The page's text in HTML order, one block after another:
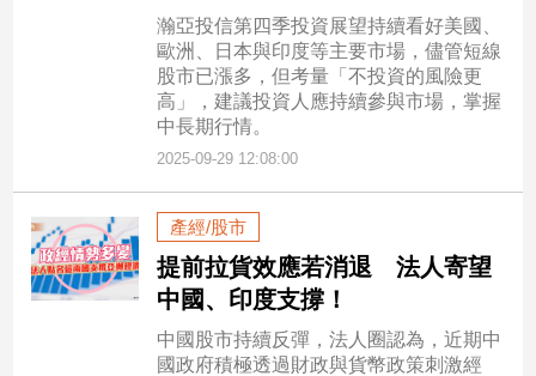
瀚亞投信第四季投資展望持續看好美國、
歐洲、日本與印度等主要市場，儘管短線
股市已漲多，但考量「不投資的風險更
高」，建議投資人應持續參與市場，掌握
中長期行情。
2025-09-29 12:08:00
產經/股市
提前拉貨效應若消退 法人寄望
中國、印度支撐！
中國股市持續反彈，法人圈認為，近期中
國政府積極透過財政與貨幣政策刺激經